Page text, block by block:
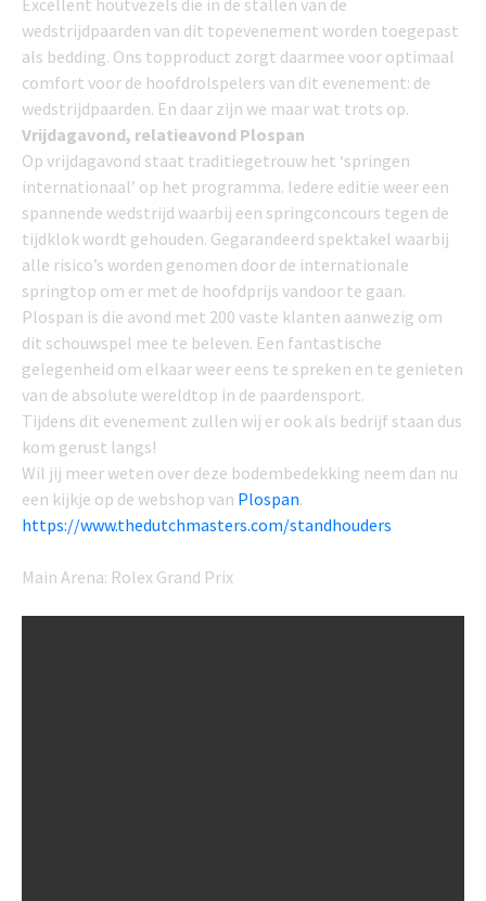
Excellent houtvezels die in de stallen van de
wedstrijdpaarden van dit topevenement worden toegepast
als bedding. Ons topproduct zorgt daarmee voor optimaal
comfort voor de hoofdrolspelers van dit evenement: de
wedstrijdpaarden. En daar zijn we maar wat trots op.
Vrijdagavond, relatieavond Plospan
Op vrijdagavond staat traditiegetrouw het ‘springen
internationaal’ op het programma. Iedere editie weer een
spannende wedstrijd waarbij een springconcours tegen de
tijdklok wordt gehouden. Gegarandeerd spektakel waarbij
alle risico’s worden genomen door de internationale
springtop om er met de hoofdprijs vandoor te gaan.
Plospan is die avond met 200 vaste klanten aanwezig om
dit schouwspel mee te beleven. Een fantastische
gelegenheid om elkaar weer eens te spreken en te genieten
van de absolute wereldtop in de paardensport.
Tijdens dit evenement zullen wij er ook als bedrijf staan dus
kom gerust langs!
Wil jij meer weten over deze bodembedekking neem dan nu
een kijkje op de webshop van Plospan.
https://www.thedutchmasters.com/standhouders
Main Arena: Rolex Grand Prix